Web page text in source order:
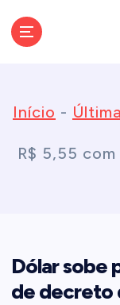
Início -
R$ 5,55
Dólar sobe
de decreto